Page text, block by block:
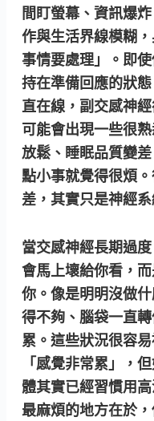
間盯螢幕、資訊爆
作與生活界線模糊
事情要處理」。即
持在準備回應的狀
直在線，副交感神
可能會出現一些很
放鬆、睡眠品質變
點小事就覺得很煩
差，其實只是神經
當交感神經長期過
會馬上壞給你看，
你。像是明明沒做
得不夠、腦袋一直
累。這些狀況很容
「感覺非常累」，
體其實已經習慣用
最麻煩的地方在於